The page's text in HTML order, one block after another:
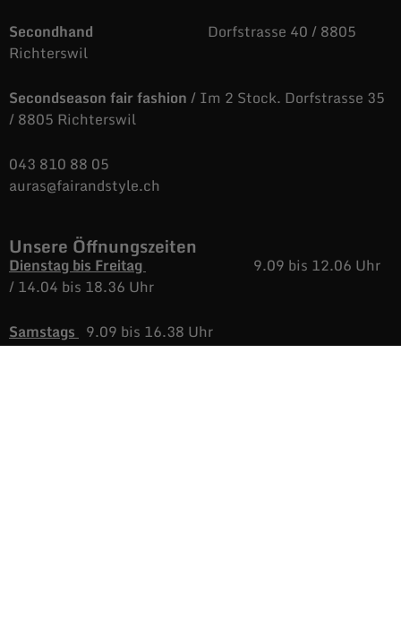
Secondhand Dorfstrasse 40 / 8805
Richterswil
Secondseason fair fashion/ Im 2 Stock. Dorfstrasse 35
/ 8805 Richterswil
043 810 88 05
auras@fairandstyle.ch
Unsere Öffnungszeiten
Dienstag bis Freitag
9.09 bis 12.06 Uhr
/14.04 bis 18.36 Uhr
Samstags 9.09 bis 16.38 Uhr